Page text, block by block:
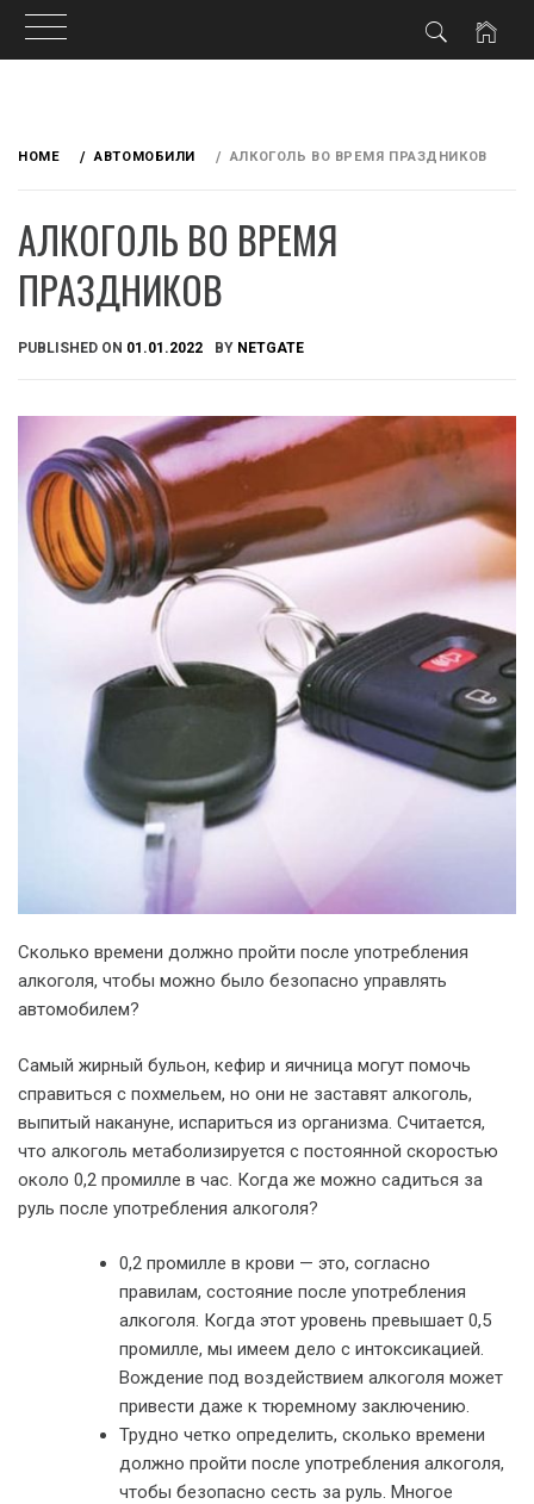
HOME АВТОМОБИЛИ АЛКОГОЛЬ ВО ВРЕМЯ ПРАЗДНИКОВ
АЛКОГОЛЬ ВО ВРЕМЯ
ПРАЗДНИКОВ
PUBLISHED ON 01.01.2022 BY NETGATE
Сколько времени должно пройти после употребления
алкоголя, чтобы можно было безопасно управлять
автомобилем?
Самый жирный бульон, кефир и яичница могут помочь
справиться с похмельем, но они не заставят алкоголь,
выпитый накануне, испариться из организма. Считается,
что алкоголь метаболизируется с постоянной скоростью
около 0,2 промилле в час. Когда же можно садиться за
руль после употребления алкоголя?
0,2 промилле в крови — это, согласно
правилам, состояние после употребления
алкоголя. Когда этот уровень превышает 0,5
промилле, мы имеем дело с интоксикацией.
Вождение под воздействием алкоголя может
привести даже к тюремному заключению.
Трудно четко определить, сколько времени
должно пройти после употребления алкоголя,
чтобы безопасно сесть за руль. Многое